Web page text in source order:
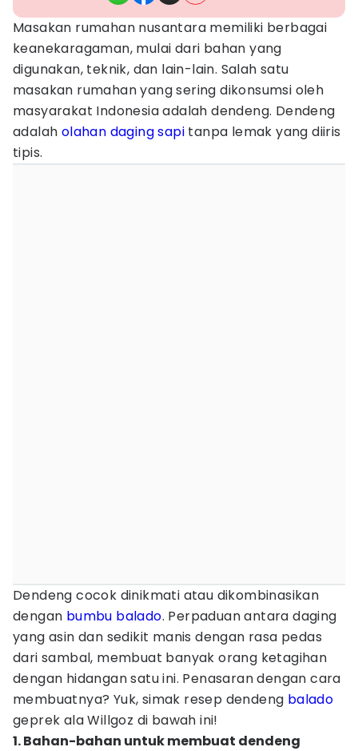
Masakan rumahan nusantara memiliki berbagai
keanekaragaman, mulai dari bahan yang
digunakan, teknik, dan lain-lain. Salah satu
masakan rumahan yang sering dikonsumsi oleh
masyarakat Indonesia adalah dendeng. Dendeng
adalah olahan daging sapi tanpa lemak yang diiris
tipis.
Dendeng cocok dinikmati atau dikombinasikan
dengan bumbu balado. Perpaduan antara daging
yang asin dan sedikit manis dengan rasa pedas
dari sambal, membuat banyak orang ketagihan
dengan hidangan satu ini. Penasaran dengan cara
membuatnya? Yuk, simak resep dendeng balado
geprek ala Willgoz di bawah ini!
1. Bahan-bahan untuk membuat dendeng